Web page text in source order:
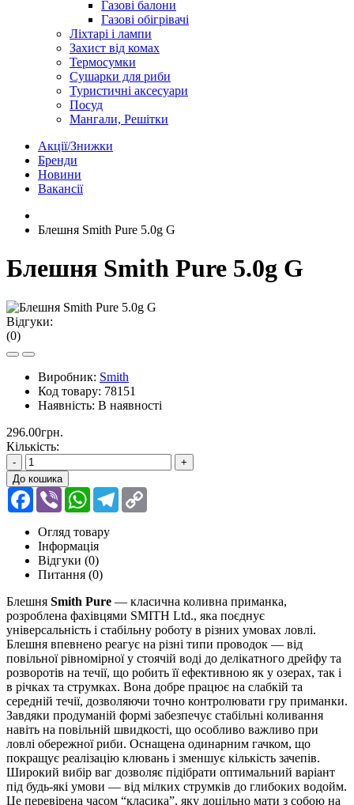
Газові балони
Газові обігрівачі
Ліхтарі і лампи
Захист від комах
Термосумки
Сушарки для риби
Туристичні аксесуари
Посуд
Мангали, Решітки
Акції/Знижки
Бренди
Новини
Вакансії
Блешня Smith Pure 5.0g G
Блешня Smith Pure 5.0g G
Відгуки:
(0)
Виробник: Smith
Код товару: 78151
Наявність: В наявності
296.00грн.
Кількість:
-
+
До кошика
Facebook
Viber WhatsApp
Telegram
Огляд товару
Інформація
Відгуки (0)
Питання (0)
Блешня Smith Pure — класична коливна приманка,
розроблена фахівцями SMITH Ltd., яка поєднує
універсальність і стабільну роботу в різних умовах ловлі.
Блешня впевнено реагує на різні типи проводок — від
повільної рівномірної у стоячій воді до делікатного дрейфу та
розворотів на течії, що робить її ефективною як у озерах, так і
в річках та струмках. Вона добре працює на слабкій та
середній течії, дозволяючи точно контролювати гру приманки.
Завдяки продуманій формі забезпечує стабільні коливання
навіть на повільній швидкості, що особливо важливо при
ловлі обережної риби. Оснащена одинарним гачком, що
покращує реалізацію клювань і зменшує кількість зачепів.
Широкий вибір ваг дозволяє підібрати оптимальний варіант
під будь-які умови — від мілких струмків до глибоких водойм.
Це перевірена часом “класика”, яку доцільно мати з собою на